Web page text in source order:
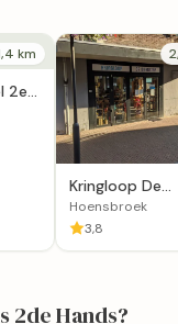
km
2e
Kringloop De
Doorstap
Hoensbroek
3,8
2de Hands?